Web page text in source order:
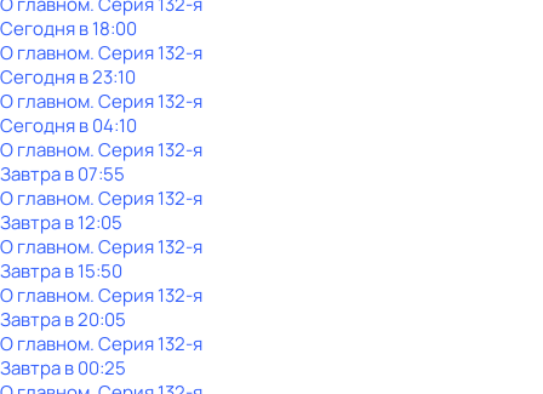
Сегодня в 18:00
О главном. Серия 132-я
Сегодня в 23:10
О главном. Серия 132-я
Сегодня в 04:10
О главном. Серия 132-я
Завтра в 07:55
О главном. Серия 132-я
Завтра в 12:05
О главном. Серия 132-я
Завтра в 15:50
О главном. Серия 132-я
Завтра в 20:05
О главном. Серия 132-я
Завтра в 00:25